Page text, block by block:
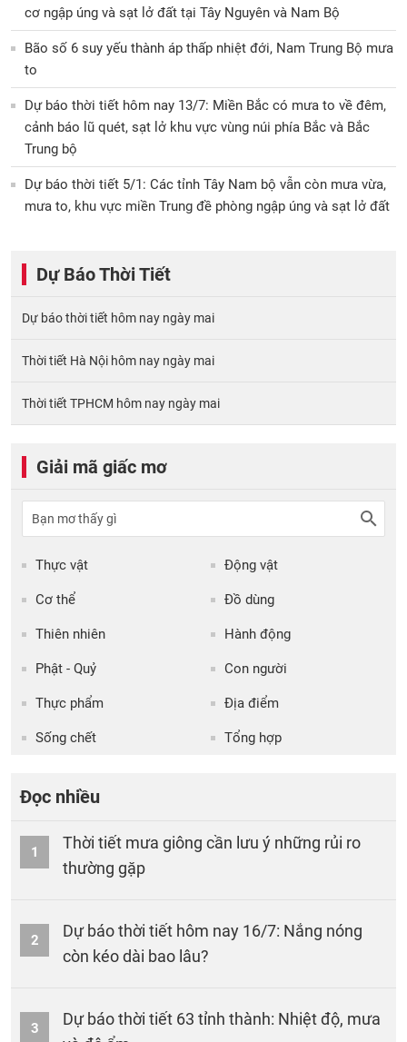
cơ ngập úng và sạt lở đất tại Tây Nguyên và Nam Bộ
Bão số 6 suy yếu thành áp thấp nhiệt đới, Nam Trung Bộ mưa
to
Dự báo thời tiết hôm nay 13/7: Miền Bắc có mưa to về đêm,
cảnh báo lũ quét, sạt lở khu vực vùng núi phía Bắc và Bắc
Trung bộ
Dự báo thời tiết 5/1: Các tỉnh Tây Nam bộ vẫn còn mưa vừa,
mưa to, khu vực miền Trung đề phòng ngập úng và sạt lở đất
Dự Báo Thời Tiết
Dự báo thời tiết hôm nay ngày mai
Thời tiết Hà Nội hôm nay ngày mai
Thời tiết TPHCM hôm nay ngày mai
Giải mã giấc mơ
Thực vật Động vật
Cơ thể Đồ dùng
Thiên nhiên Hành động
Phật - Quỷ Con người
Thực phẩm Địa điểm
Sống chết Tổng hợp
Đọc nhiều
1
Thời tiết mưa giông cần lưu ý những rủi ro
thường gặp
2
Dự báo thời tiết hôm nay 16/7: Nắng nóng
còn kéo dài bao lâu?
3
Dự báo thời tiết 63 tỉnh thành: Nhiệt độ, mưa